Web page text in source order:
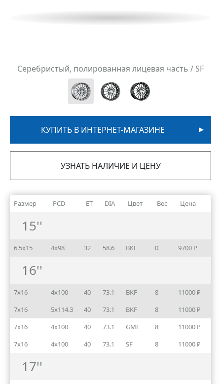
Серебристый, полированная лицевая часть / SF
КУПИТЬ В ИНТЕРНЕТ-МАГАЗИНЕ
УЗНАТЬ НАЛИЧИЕ И ЦЕНУ
Размер PCD ET DIA Цвет Вес Цена
15''
6.5x15 4x98 32 58.6 BKF 0 9700 ₽
16''
7x16 4x100 40 73.1 BKF 8
11000 ₽
7x16
5x114.3 40 73.1 BKF 8
11000 ₽
7x16
4x100 40 73.1 GMF 8
11000 ₽
7x16
4x100 40 73.1 SF 8 11000 ₽
17''